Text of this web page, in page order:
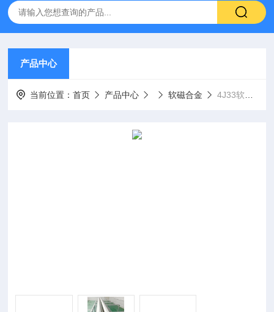
产品中心
当前位置：首页 产品中心 软磁合金 4J33软磁合金